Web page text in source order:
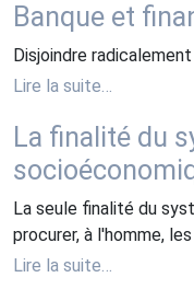
Banque et
Disjoindre
Lire la suite…
La finalité du
La seule finalité du
procurer, à l'homme,
Lire la suite…